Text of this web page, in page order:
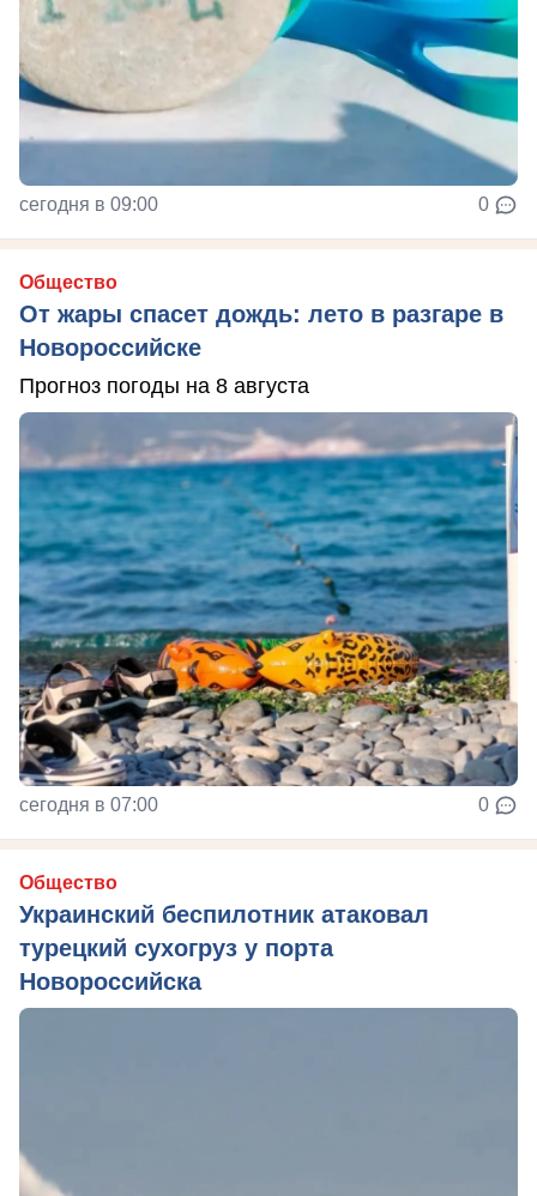
сегодня в 09:00 0
Общество
От жары спасет дождь: лето в разгаре в
Новороссийске
Прогноз погоды на 8 августа
сегодня в 07:00 0
Общество
Украинский беспилотник атаковал
турецкий сухогруз у порта
Новороссийска